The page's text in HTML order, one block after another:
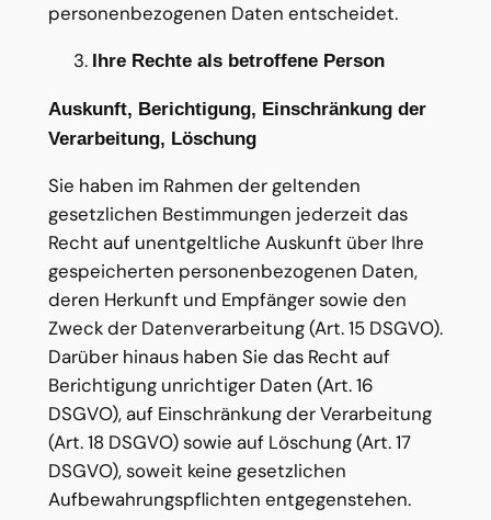
personenbezogenen Daten entscheidet.
Ihre Rechte als betroffene Person
Auskunft, Berichtigung, Einschränkung der
Verarbeitung, Löschung
Sie haben im Rahmen der geltenden
gesetzlichen Bestimmungen jederzeit das
Recht auf unentgeltliche Auskunft über Ihre
gespeicherten personenbezogenen Daten,
deren Herkunft und Empfänger sowie den
Zweck der Datenverarbeitung (Art. 15 DSGVO).
Darüber hinaus haben Sie das Recht auf
Berichtigung unrichtiger Daten (Art. 16
DSGVO), auf Einschränkung der Verarbeitung
(Art. 18 DSGVO) sowie auf Löschung (Art. 17
DSGVO), soweit keine gesetzlichen
Aufbewahrungspflichten entgegenstehen.